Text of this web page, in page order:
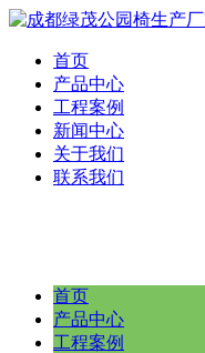
首页
产品中心
工程案例
新闻中心
关于我们
联系我们
首页
产品中心
工程案例